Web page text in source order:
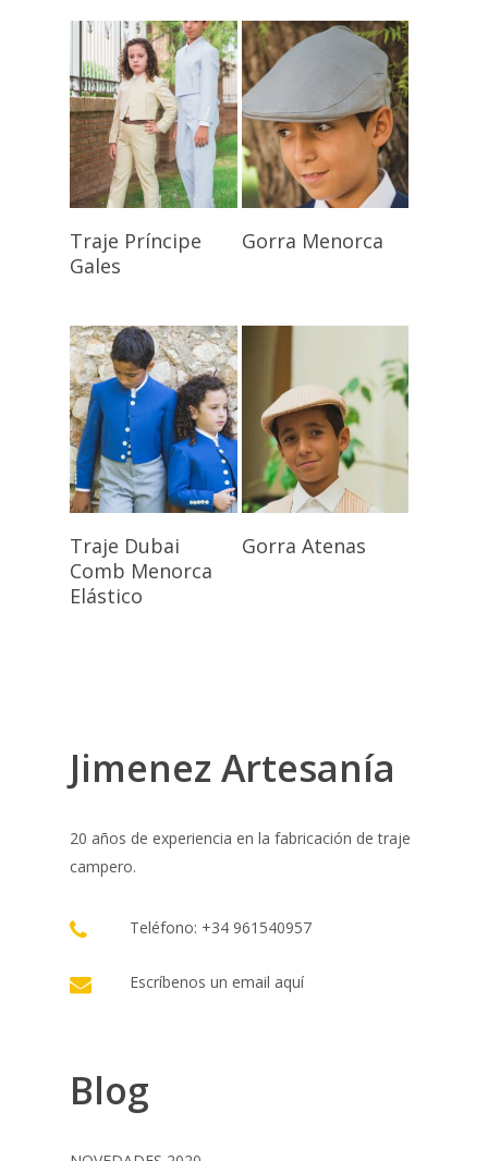
Seleccionar
Opciones
Traje Príncipe
Gales
Seleccionar
Gorra Menorca
Seleccionar
Opciones
Traje Dubai
Comb Menorca
Elástico
Seleccionar
Gorra Atenas
Jimenez Artesanía
20 años de experiencia en la fabricación de traje
campero.
Teléfono: +34 961540957
Escríbenos un email aquí
Blog